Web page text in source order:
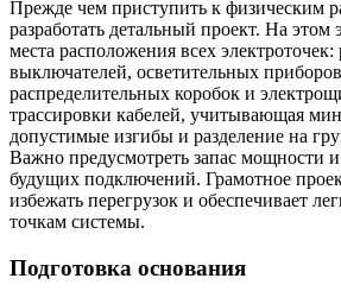
Прежде чем приступить к физическим
разработать детальный проект. На этом
места расположения всех электроточек:
выключателей, осветительных
распределительных коробок и
трассировки кабелей, учитывающая
допустимые изгибы и разделение на
Важно предусмотреть запас мощности
будущих подключений. Грамотное
избежать перегрузок и обеспечивает
точкам системы.
Подготовка основания